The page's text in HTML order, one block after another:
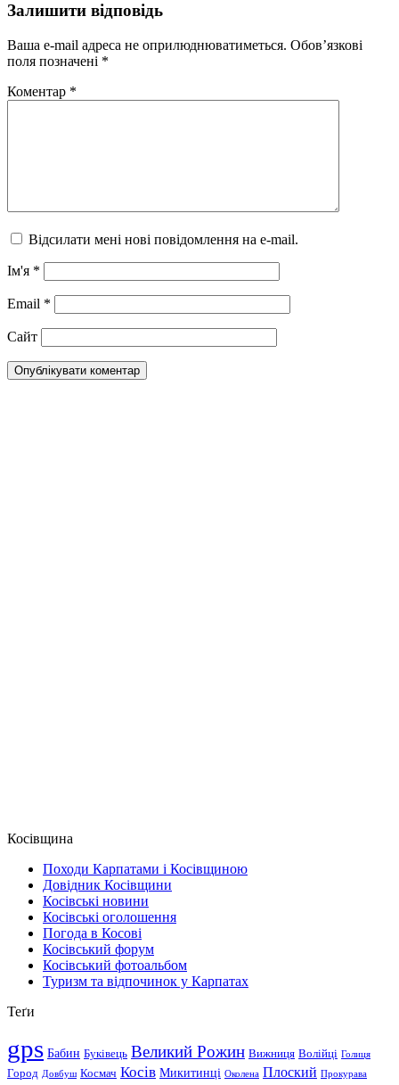
Залишити відповідь
Ваша e-mail адреса не оприлюднюватиметься. Обов’язкові
поля позначені *
Коментар *
Відсилати мені нові повідомлення на e-mail.
Ім'я *
Email *
Сайт
Косівщина
Походи Карпатами і Косівщиною
Довідник Косівщини
Косівські новини
Косівські оголошення
Погода в Косові
Косівський форум
Косівський фотоальбом
Туризм та відпочинок у Карпатах
Теґи
gps Бабин Буківець Великий Рожин Вижниця Волійці Голиця
Город Довбуш Космач Косів Микитинці Околена Плоский Прокурава